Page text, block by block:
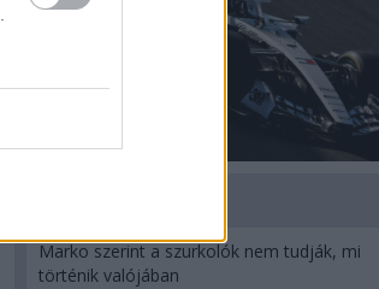
Marko szerint a szurkolók nem tudják, mi
történik valójában